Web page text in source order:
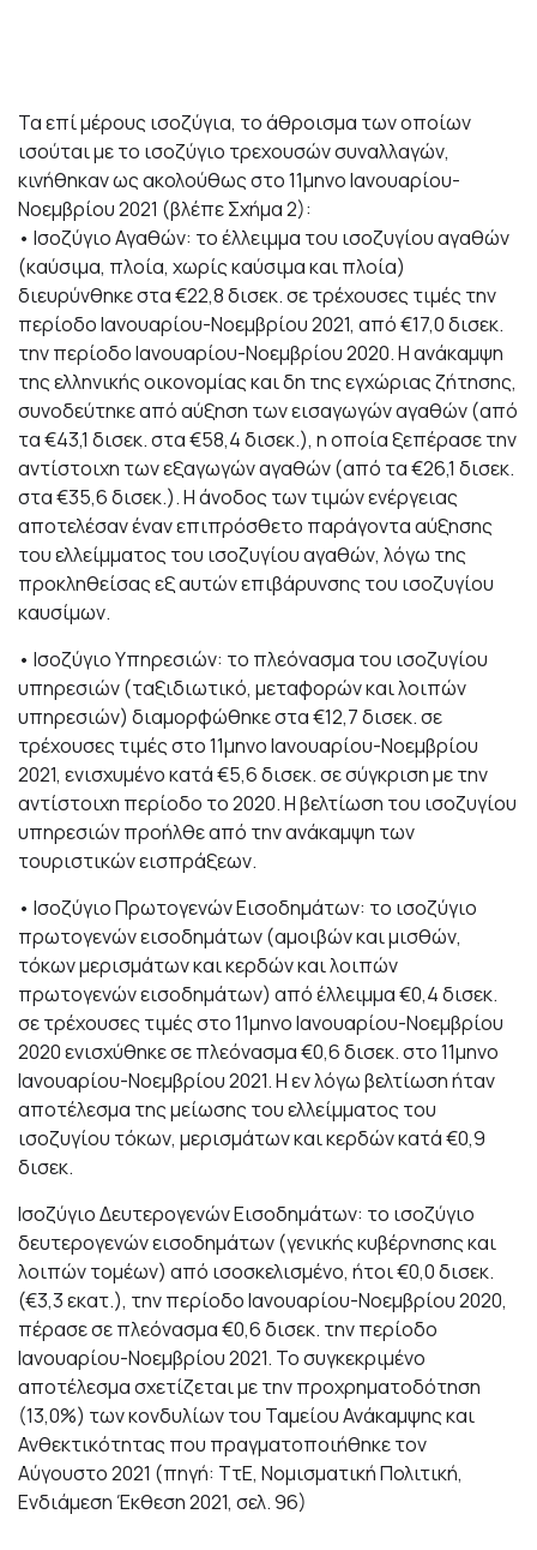
Τα επί μέρους ισοζύγια, το άθροισμα των οποίων
ισούται με το ισοζύγιο τρεχουσών συναλλαγών,
κινήθηκαν ως ακολούθως στο 11μηνο Ιανουαρίου-
Νοεμβρίου 2021 (βλέπε Σχήμα 2):
• Ισοζύγιο Αγαθών: το έλλειμμα του ισοζυγίου αγαθών
(καύσιμα, πλοία, χωρίς καύσιμα και πλοία)
διευρύνθηκε στα €22,8 δισεκ. σε τρέχουσες τιμές την
περίοδο Ιανουαρίου-Νοεμβρίου 2021, από €17,0 δισεκ.
την περίοδο Ιανουαρίου-Νοεμβρίου 2020. Η ανάκαμψη
της ελληνικής οικονομίας και δη της εγχώριας ζήτησης,
συνοδεύτηκε από αύξηση των εισαγωγών αγαθών (από
τα €43,1 δισεκ. στα €58,4 δισεκ.), η οποία ξεπέρασε την
αντίστοιχη των εξαγωγών αγαθών (από τα €26,1 δισεκ.
στα €35,6 δισεκ.). Η άνοδος των τιμών ενέργειας
αποτελέσαν έναν επιπρόσθετο παράγοντα αύξησης
του ελλείμματος του ισοζυγίου αγαθών, λόγω της
προκληθείσας εξ αυτών επιβάρυνσης του ισοζυγίου
καυσίμων.
• Ισοζύγιο Υπηρεσιών: το πλεόνασμα του ισοζυγίου
υπηρεσιών (ταξιδιωτικό, μεταφορών και λοιπών
υπηρεσιών) διαμορφώθηκε στα €12,7 δισεκ. σε
τρέχουσες τιμές στο 11μηνο Ιανουαρίου-Νοεμβρίου
2021, ενισχυμένο κατά €5,6 δισεκ. σε σύγκριση με την
αντίστοιχη περίοδο το 2020. Η βελτίωση του ισοζυγίου
υπηρεσιών προήλθε από την ανάκαμψη των
τουριστικών εισπράξεων.
• Ισοζύγιο Πρωτογενών Εισοδημάτων: το ισοζύγιο
πρωτογενών εισοδημάτων (αμοιβών και μισθών,
τόκων μερισμάτων και κερδών και λοιπών
πρωτογενών εισοδημάτων) από έλλειμμα €0,4 δισεκ.
σε τρέχουσες τιμές στο 11μηνο Ιανουαρίου-Νοεμβρίου
2020 ενισχύθηκε σε πλεόνασμα €0,6 δισεκ. στο 11μηνο
Ιανουαρίου-Νοεμβρίου 2021. Η εν λόγω βελτίωση ήταν
αποτέλεσμα της μείωσης του ελλείμματος του
ισοζυγίου τόκων, μερισμάτων και κερδών κατά €0,9
δισεκ.
Ισοζύγιο Δευτερογενών Εισοδημάτων: το ισοζύγιο
δευτερογενών εισοδημάτων (γενικής κυβέρνησης και
λοιπών τομέων) από ισοσκελισμένο, ήτοι €0,0 δισεκ.
(€3,3 εκατ.), την περίοδο Ιανουαρίου-Νοεμβρίου 2020,
πέρασε σε πλεόνασμα €0,6 δισεκ. την περίοδο
Ιανουαρίου-Νοεμβρίου 2021. To συγκεκριμένο
αποτέλεσμα σχετίζεται με την προχρηματοδότηση
(13,0%) των κονδυλίων του Ταμείου Ανάκαμψης και
Ανθεκτικότητας που πραγματοποιήθηκε τον
Αύγουστο 2021 (πηγή: ΤτΕ, Νομισματική Πολιτική,
Ενδιάμεση Έκθεση 2021, σελ. 96)